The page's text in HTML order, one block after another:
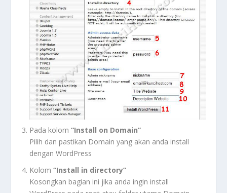
Pada kolom“Install on Domain”
Pilih dan pastikan Domain yang akan anda install
dengan WordPress
Kolom“Install in directory”
Kosongkan bagian ini jika anda ingin install